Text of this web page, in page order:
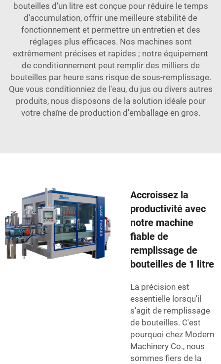
bouteilles d'un litre est conçue pour réduire le temps
d'accumulation, offrir une meilleure stabilité de
fonctionnement et permettre un entretien et des
réglages plus efficaces. Nos machines sont
extrêmement précises et rapides ; notre équipement
de conditionnement peut remplir des milliers de
bouteilles par heure sans risque de sous-remplissage.
Que vous conditionniez de l'eau, du jus ou divers autres
produits, nous disposons de la solution idéale pour
votre chaîne de production d'emballage en gros.
Accroissez la
productivité avec
notre machine
fiable de
remplissage de
bouteilles de 1 litre
La précision est
essentielle lorsqu'il
s'agit de remplissage
de bouteilles. C'est
pourquoi chez Modern
Machinery Co., nous
sommes fiers de la